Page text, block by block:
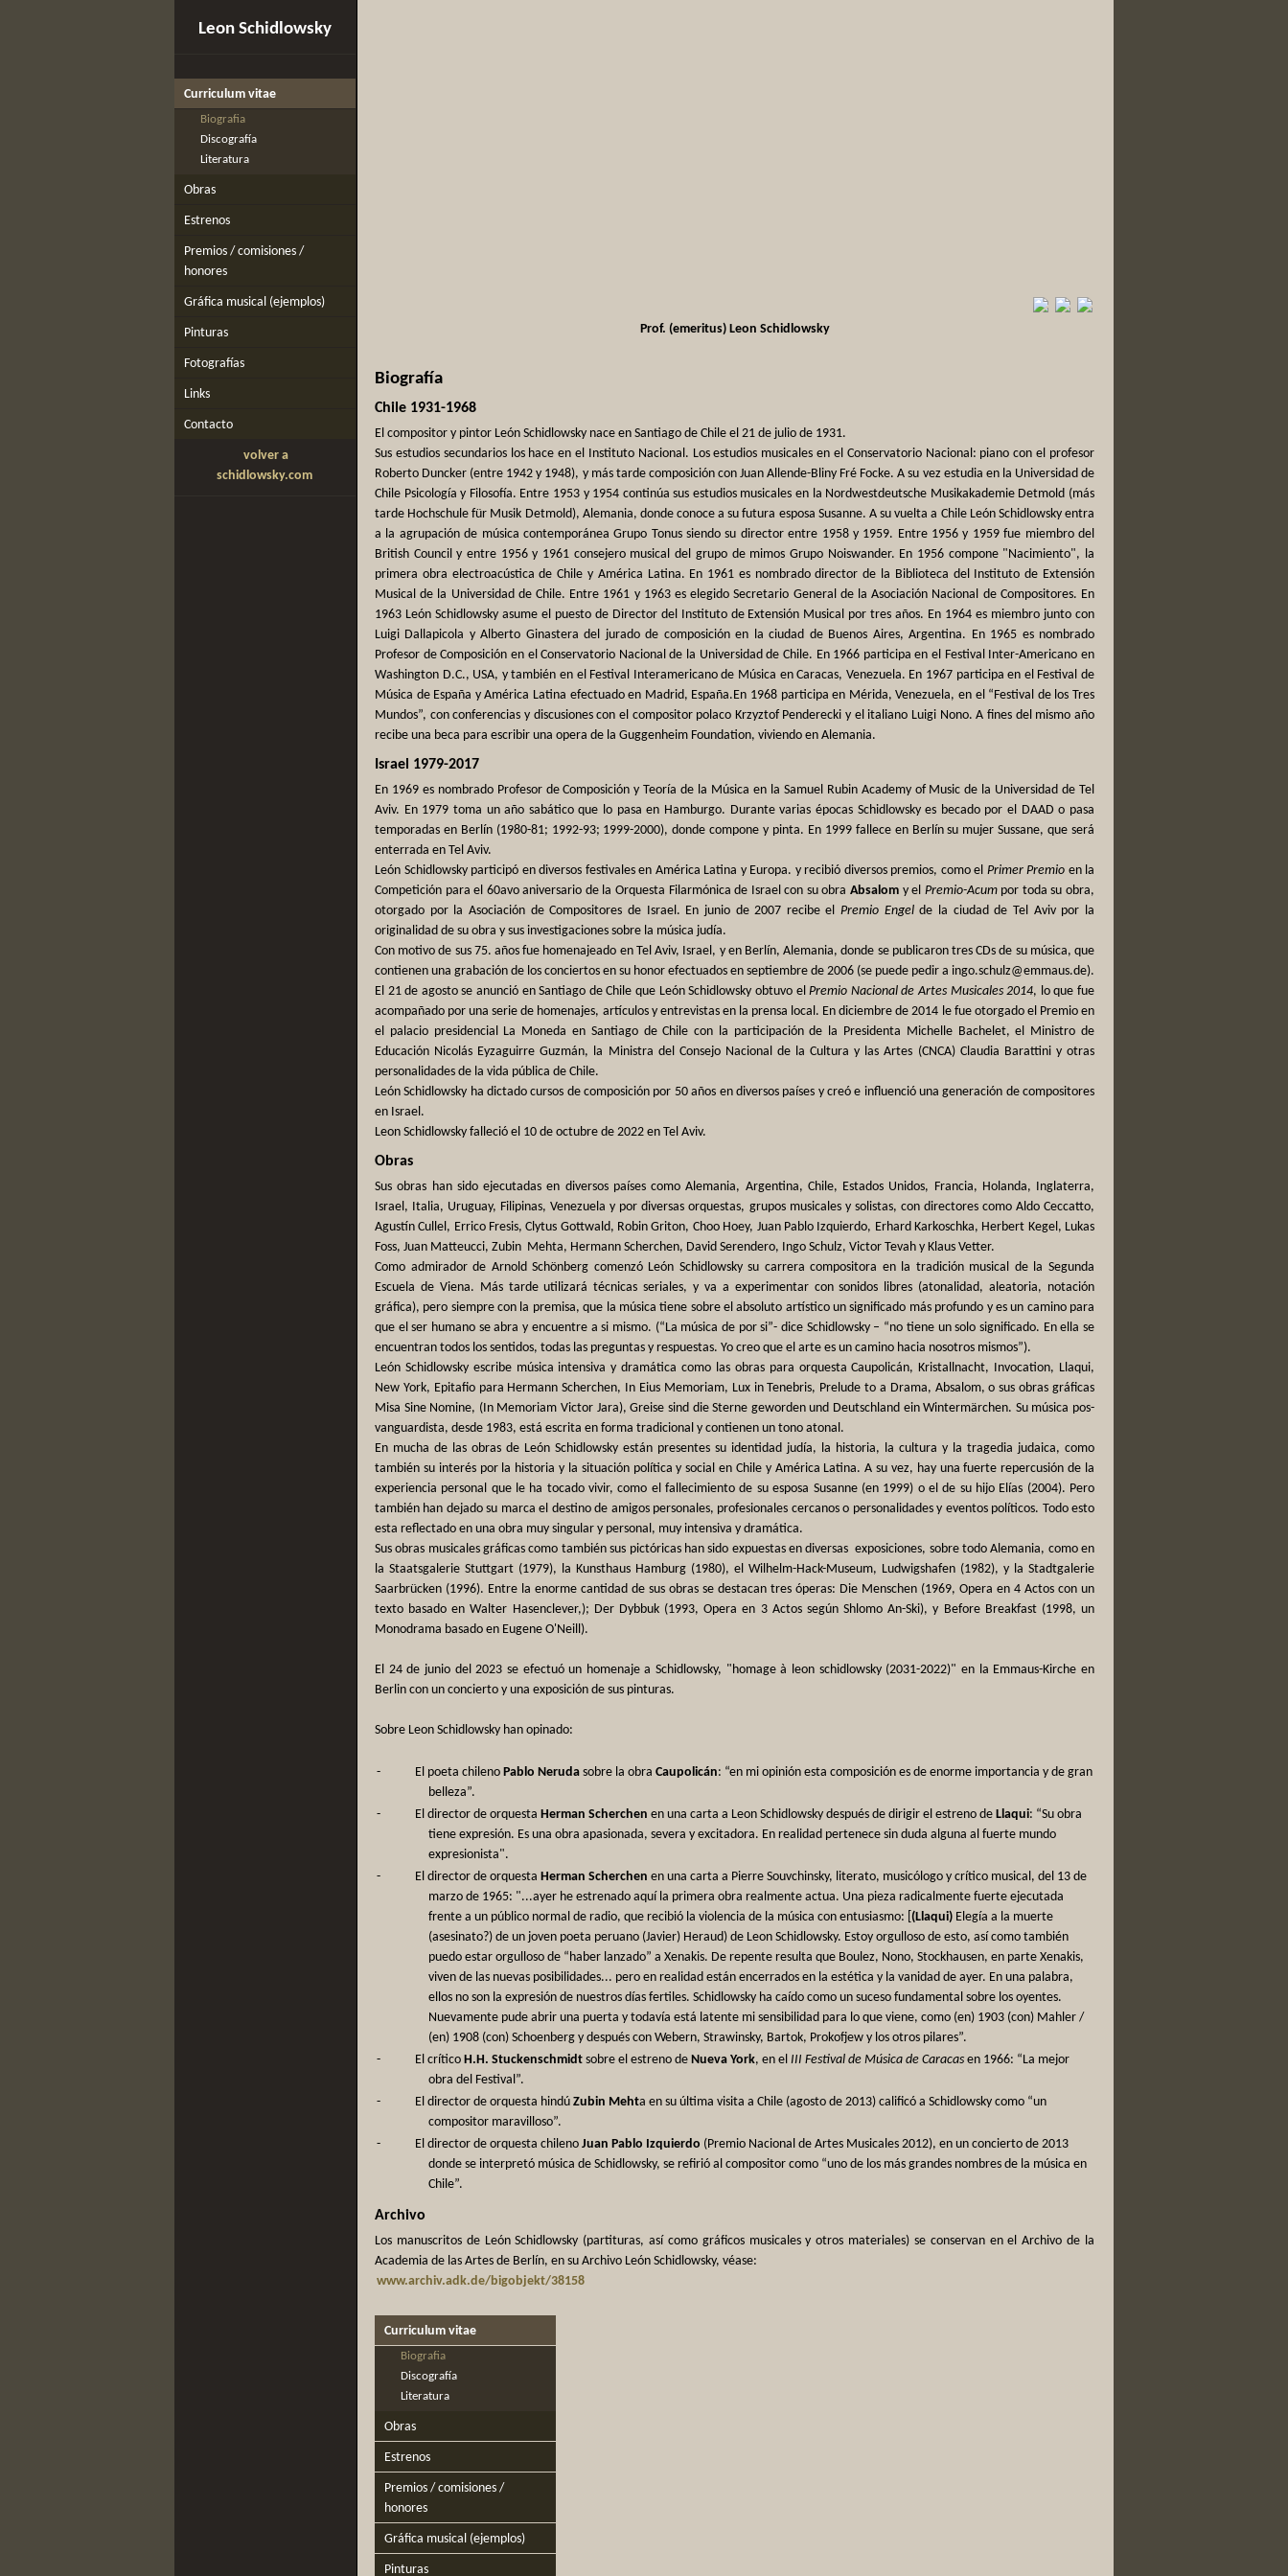
Leon Schidlowsky
Curriculum vitae
Biografia
Discografía
Literatura
Obras
Estrenos
Premios / comisiones /
honores
Gráfica musical (ejemplos)
Pinturas
Fotografías
Links
Contacto
volver a
schidlowsky.com
Prof. (emeritus) Leon Schidlowsky
Biografía
Chile 1931-1968
El compositor y pintor León Schidlowsky nace en Santiago de Chile el 21 de julio de 1931.
Sus estudios secundarios los hace en el Instituto Nacional. Los estudios musicales en el Conservatorio Nacional: piano con el profesor
Roberto Duncker (entre 1942 y 1948), y más tarde composición con Juan Allende-Bliny Fré Focke. A su vez estudia en la Universidad de
Chile Psicología y Filosofía. Entre 1953 y 1954 continúa sus estudios musicales en la Nordwestdeutsche Musikakademie Detmold (más
tarde Hochschule für Musik Detmold), Alemania, donde conoce a su futura esposa Susanne. A su vuelta a Chile León Schidlowsky entra
a la agrupación de música contemporánea Grupo Tonus siendo su director entre 1958 y 1959. Entre 1956 y 1959 fue miembro del
British Council y entre 1956 y 1961 consejero musical del grupo de mimos Grupo Noiswander. En 1956 compone "Nacimiento", la
primera obra electroacústica de Chile y América Latina. En 1961 es nombrado director de la Biblioteca del Instituto de Extensión
Musical de la Universidad de Chile. Entre 1961 y 1963 es elegido Secretario General de la Asociación Nacional de Compositores. En
1963 León Schidlowsky asume el puesto de Director del Instituto de Extensión Musical por tres años. En 1964 es miembro junto con
Luigi Dallapicola y Alberto Ginastera del jurado de composición en la ciudad de Buenos Aires, Argentina. En 1965 es nombrado
Profesor de Composición en el Conservatorio Nacional de la Universidad de Chile. En 1966 participa en el Festival Inter-Americano en
Washington D.C., USA, y también en el Festival Interamericano de Música en Caracas, Venezuela. En 1967 participa en el Festival de
Música de España y América Latina efectuado en Madrid, España.En 1968 participa en Mérida, Venezuela, en el “Festival de los Tres
Mundos”, con conferencias y discusiones con el compositor polaco Krzyztof Penderecki y el italiano Luigi Nono. A fines del mismo año
recibe una beca para escribir una opera de la Guggenheim Foundation, viviendo en Alemania.
Israel 1979-2017
En 1969 es nombrado Profesor de Composición y Teoría de la Música en la Samuel Rubin Academy of Music de la Universidad de Tel
Aviv. En 1979 toma un año sabático que lo pasa en Hamburgo. Durante varias épocas Schidlowsky es becado por el DAAD o pasa
temporadas en Berlín (1980-81; 1992-93; 1999-2000), donde compone y pinta. En 1999 fallece en Berlín su mujer Sussane, que será
enterrada en Tel Aviv.
León Schidlowsky participó en diversos festivales en América Latina y Europa. y recibió diversos premios, como el Primer Premio en la
Competición para el 60avo aniversario de la Orquesta Filarmónica de Israel con su obra Absalom y el Premio-Acumpor toda su obra,
otorgado por la Asociación de Compositores de Israel. En junio de 2007 recibe elPremio Engelde la ciudad de Tel Aviv por la
originalidad de su obra y sus investigaciones sobre la música judía.
Con motivo de sus 75. años fue homenajeado en Tel Aviv, Israel, y en Berlín, Alemania, donde se publicaron tres CDs de su música, que
contienen una grabación de los conciertos en su honor efectuados en septiembre de 2006 (se puede pedir a ingo.schulz@emmaus.de).
El 21 de agosto se anunció en Santiago de Chile que León Schidlowsky obtuvo elPremio Nacional de Artes Musicales 2014, lo que fue
acompañado por una serie de homenajes, artículos y entrevistas en la prensa local. En diciembre de 2014 le fue otorgado el Premio en
el palacio presidencial La Moneda en Santiago de Chile con la participación de la Presidenta Michelle Bachelet, el Ministro de
Educación Nicolás Eyzaguirre Guzmán, la Ministra del Consejo Nacional de la Cultura y las Artes (CNCA) Claudia Barattini y otras
personalidades de la vida pública de Chile.
León Schidlowsky ha dictado cursos de composición por 50 años en diversos países y creó e influenció una generación de compositores
en Israel.
Leon Schidlowsky falleció el 10 de octubre de 2022 en Tel Aviv.
Obras
Sus obras han sido ejecutadas en diversos países como Alemania, Argentina, Chile, Estados Unidos, Francia, Holanda, Inglaterra,
Israel, Italia, Uruguay, Filipinas, Venezuela y por diversas orquestas, grupos musicales y solistas, con directores como Aldo Ceccatto,
Agustín Cullel, Errico Fresis, Clytus Gottwald, Robin Griton, Choo Hoey, Juan Pablo Izquierdo, Erhard Karkoschka, Herbert Kegel, Lukas
Foss, Juan Matteucci, Zubin Mehta, Hermann Scherchen, David Serendero, Ingo Schulz, Victor Tevah y Klaus Vetter.
Como admirador de Arnold Schönberg comenzó León Schidlowsky su carrera compositora en la tradición musical de la Segunda
Escuela de Viena. Más tarde utilizará técnicas seriales, y va a experimentar con sonidos libres (atonalidad, aleatoria, notación
gráfica), pero siempre con la premisa, que la música tiene sobre el absoluto artístico un significado más profundo y es un camino para
que el ser humano se abra y encuentre a si mismo. (“La música de por si”- dice Schidlowsky – “no tiene un solo significado. En ella se
encuentran todos los sentidos, todas las preguntas y respuestas. Yo creo que el arte es un camino hacia nosotros mismos”).
León Schidlowsky escribe música intensiva y dramática como las obras para orquesta Caupolicán, Kristallnacht, Invocation, Llaqui,
New York, Epitafio para Hermann Scherchen, In Eius Memoriam, Lux in Tenebris, Prelude to a Drama, Absalom, o sus obras gráficas
Misa Sine Nomine, (In Memoriam Victor Jara), Greise sind die Sterne geworden und Deutschland ein Wintermärchen. Su música pos-
vanguardista, desde 1983, está escrita en forma tradicional y contienen un tono atonal.
En mucha de las obras de León Schidlowsky están presentes su identidad judía, la historia, la cultura y la tragedia judaica, como
también su interés por la historia y la situación política y social en Chile y América Latina. A su vez, hay una fuerte repercusión de la
experiencia personal que le ha tocado vivir, como el fallecimiento de su esposa Susanne (en 1999) o el de su hijo Elías (2004). Pero
también han dejado su marca el destino de amigos personales, profesionales cercanos o personalidades y eventos políticos. Todo esto
esta reflectado en una obra muy singular y personal, muy intensiva y dramática.
Sus obras musicales gráficas como también sus pictóricas han sido expuestas en diversas exposiciones, sobre todo Alemania, como en
la Staatsgalerie Stuttgart (1979), la Kunsthaus Hamburg (1980), el Wilhelm-Hack-Museum, Ludwigshafen (1982), y la Stadtgalerie
Saarbrücken (1996). Entre la enorme cantidad de sus obras se destacan tres óperas: Die Menschen (1969, Opera en 4 Actos con un
texto basado en Walter Hasenclever,); Der Dybbuk (1993, Opera en 3 Actos según Shlomo An-Ski), y Before Breakfast (1998, un
Monodrama basado en Eugene O'Neill).
El 24 de junio del 2023 se efectuó un homenaje a Schidlowsky, "homage à leon schidlowsky (2031-2022)" en la Emmaus-Kirche en
Berlin con un concierto y una exposición de sus pinturas.
Sobre Leon Schidlowsky han opinado:
- El poeta chileno Pablo Neruda sobre la obra Caupolicán: “en mi opinión esta composición es de enorme importancia y de gran
belleza”.
-
El director de orquesta Herman Scherchen en una carta a Leon Schidlowsky después de dirigir el estreno de Llaqui: “Su obra
tiene expresión. Es una obra apasionada, severa y excitadora. En realidad pertenece sin duda alguna al fuerte mundo
expresionista".
-
El director de orquesta Herman Scherchen en una carta a Pierre Souvchinsky, literato, musicólogo y crítico musical, del 13 de
marzo de 1965: "...ayer he estrenado aquí la primera obra realmente actua. Una pieza radicalmente fuerte ejecutada
frente a un público normal de radio, que recibió la violencia de la música con entusiasmo: [(Llaqui) Elegía a la muerte
(asesinato?) de un joven poeta peruano (Javier) Heraud) de Leon Schidlowsky. Estoy orgulloso de esto, así como también
puedo estar orgulloso de “haber lanzado” a Xenakis. De repente resulta que Boulez, Nono, Stockhausen, en parte Xenakis,
viven de las nuevas posibilidades... pero en realidad están encerrados en la estética y la vanidad de ayer. En una palabra,
ellos no son la expresión de nuestros días fertiles. Schidlowsky ha caído como un suceso fundamental sobre los oyentes.
Nuevamente pude abrir una puerta y todavía está latente mi sensibilidad para lo que viene, como (en) 1903 (con) Mahler /
(en) 1908 (con) Schoenberg y después con Webern, Strawinsky, Bartok, Prokofjew y los otros pilares”.
-
El crítico H.H. Stuckenschmidt sobre el estreno de Nueva York, en el III Festival de Música de Caracas en 1966: “La mejor
obra del Festival”.
-
El director de orquesta hindú Zubin Mehta en su última visita a Chile (agosto de 2013) calificó a Schidlowsky como “un
compositor maravilloso”.
-
El director de orquesta chileno Juan Pablo Izquierdo (Premio Nacional de Artes Musicales 2012), en un concierto de 2013
donde se interpretó música de Schidlowsky, se refirió al compositor como “uno de los más grandes nombres de la música en
Chile”.
Archivo
Los manuscritos de León Schidlowsky (partituras, así como gráficos musicales y otros materiales) se conservan en el Archivo de la
Academia de las Artes de Berlín, en su Archivo León Schidlowsky, véase:
www.archiv.adk.de/bigobjekt/38158
Curriculum vitae
Biografia
Discografía
Literatura
Obras
Estrenos
Premios / comisiones /
honores
Gráfica musical (ejemplos)
Pinturas